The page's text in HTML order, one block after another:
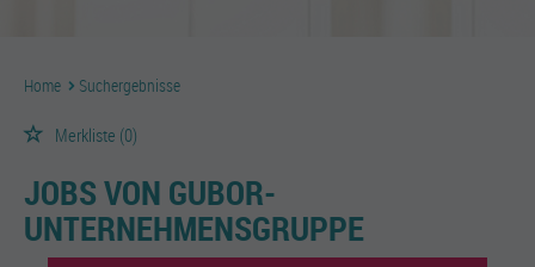
Home Suchergebnisse
Merkliste (0)
JOBS VON GUBOR-
UNTERNEHMENSGRUPPE